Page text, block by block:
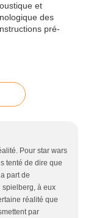
Pour star wars
tenté de dire que
part de
spielberg, à eux
réalité que
par